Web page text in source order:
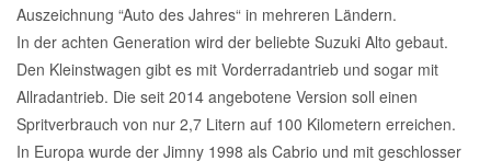
Auszeichnung “Auto des Jahres“ in mehreren Ländern.
In der achten Generation wird der beliebte Suzuki Alto gebaut.
Den Kleinstwagen gibt es mit Vorderradantrieb und sogar mit
Allradantrieb. Die seit 2014 angebotene Version soll einen
Spritverbrauch von nur 2,7 Litern auf 100 Kilometern erreichen.
In Europa wurde der Jimny 1998 als Cabrio und mit geschlosser